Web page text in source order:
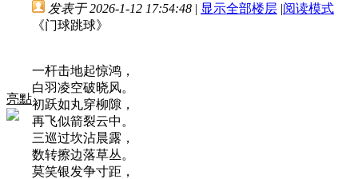
亮點
发表于 2026-1-12 17:54:48 | 显示全部楼层 |阅读模式
《门球跳球》
一杆击地起惊鸿，
白羽凌空破晓风。
初跃如丸穿柳隙，
再飞似箭裂云中。
三巡过坎沾晨露，
数转擦边落草丛。
莫笑银发争寸距，